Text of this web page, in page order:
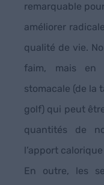
remarquable
améliorer
qualité de vie.
faim, mais en
stomacale (de la
golf) qui peut
quantités de
l’apport calorique
En outre, les